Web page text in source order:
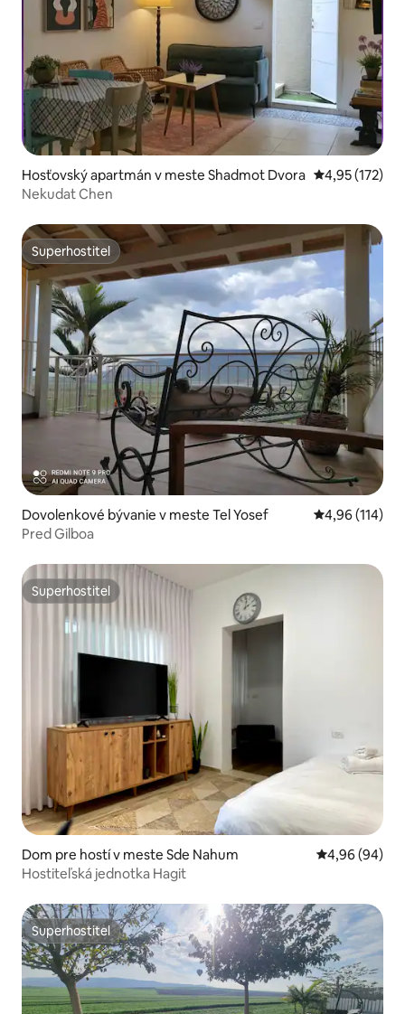
Hosťovský apartmán v meste Shadmot Dvora Priemerné
4,95 (172)
Nekudat Chen
Superhostiteľ
Superhostiteľ
Dovolenkové bývanie v meste Tel Yosef Priemerné
4,96 (114)
Pred Gilboa
Superhostiteľ
Superhostiteľ
Dom pre hostí v meste Sde Nahum Priemerné
4,96 (94)
Hostiteľská jednotka Hagit
Superhostiteľ
Superhostiteľ